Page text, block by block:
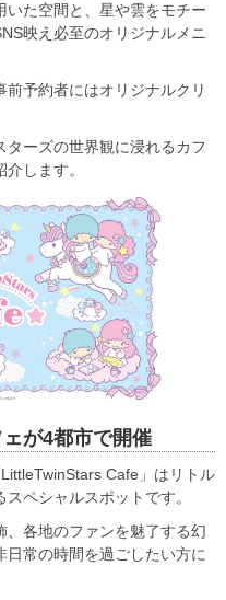
た空間と、星や雲をモチー
映え必至のオリジナルメニ
予約者にはオリジナルクリ
ーズの世界観に浸れるカフ
します。
が4都市で開催
Cafe」はリトル
ペシャルスポットです。
、各地のファンを魅了する幻
常の時間を過ごしたい方に